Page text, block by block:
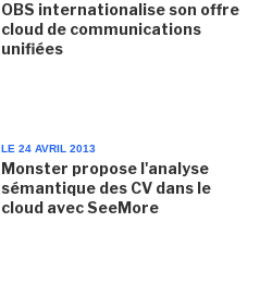
OBS internationalise son offre
cloud de communications
unifiées
LE 24 AVRIL 2013
Monster propose l'analyse
sémantique des CV dans le
cloud avec SeeMore